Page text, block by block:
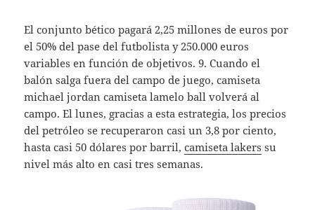
El conjunto bético pagará 2,25 millones de euros por
el 50% del pase del futbolista y 250.000 euros
variables en función de objetivos. 9. Cuando el
balón salga fuera del campo de juego, camiseta
michael jordan camiseta lamelo ball volverá al
campo. El lunes, gracias a esta estrategia, los precios
del petróleo se recuperaron casi un 3,8 por ciento,
hasta casi 50 dólares por barril,camiseta lakers su
nivel más alto en casi tres semanas.